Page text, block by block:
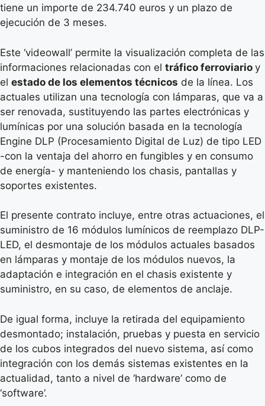
tiene un importe de 234.740 euros y un plazo de
ejecución de 3 meses.
Este ‘videowall’ permite la visualización completa de las
informaciones relacionadas con el tráfico ferroviario y
el estado de los elementos técnicos de la línea. Los
actuales utilizan una tecnología con lámparas, que va a
ser renovada, sustituyendo las partes electrónicas y
lumínicas por una solución basada en la tecnología
Engine DLP (Procesamiento Digital de Luz) de tipo LED
-con la ventaja del ahorro en fungibles y en consumo
de energía- y manteniendo los chasis, pantallas y
soportes existentes.
El presente contrato incluye, entre otras actuaciones, el
suministro de 16 módulos lumínicos de reemplazo DLP-
LED, el desmontaje de los módulos actuales basados
en lámparas y montaje de los módulos nuevos, la
adaptación e integración en el chasis existente y
suministro, en su caso, de elementos de anclaje.
De igual forma, incluye la retirada del equipamiento
desmontado; instalación, pruebas y puesta en servicio
de los cubos integrados del nuevo sistema, así como
integración con los demás sistemas existentes en la
actualidad, tanto a nivel de ‘hardware’ como de
‘software’.